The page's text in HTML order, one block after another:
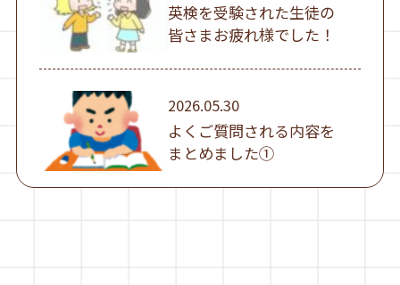
英検を受験された生徒の
皆さまお疲れ様でした！
2026.05.30
よくご質問される内容を
まとめました①